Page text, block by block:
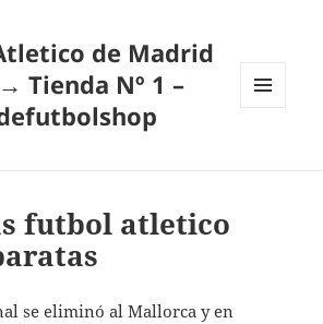
de Madrid
Tienda Nº 1 –
futbol atletico
se eliminó al Mallorca y en